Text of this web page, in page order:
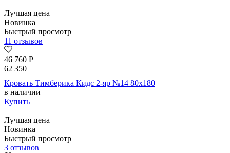
Лучшая цена
Новинка
Быстрый просмотр
11 отзывов
46 760 Р
62 350
Кровать Тимберика Кидс 2-яр №14 80х180
в наличии
Купить
Лучшая цена
Новинка
Быстрый просмотр
3 отзывов